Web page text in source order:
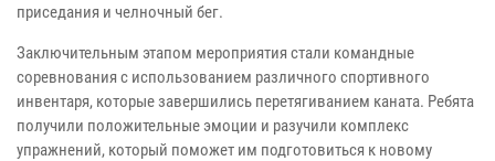
приседания и челночный бег.
Заключительным этапом мероприятия стали командные
соревнования с использованием различного спортивного
инвентаря, которые завершились перетягиванием каната. Ребята
получили положительные эмоции и разучили комплекс
упражнений, который поможет им подготовиться к новому